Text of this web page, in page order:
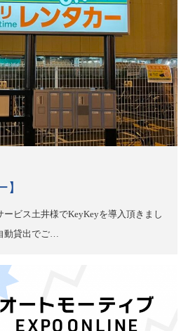
】
ビス土井様でKeyKeyを導入頂きまし
動貸出でご…